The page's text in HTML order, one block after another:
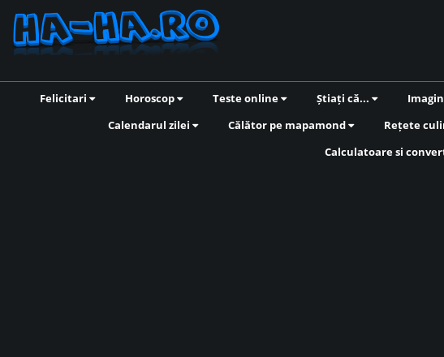
Felicitari Horoscop Teste online Știați că...
Calendarul zilei
Călător pe mapamond Rețete
Calculatoare si